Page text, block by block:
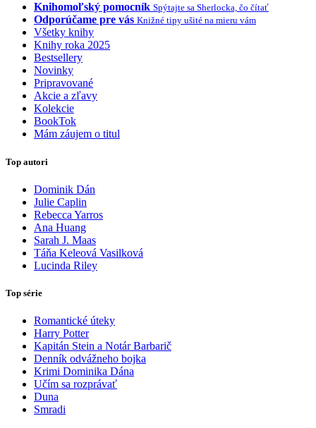
Knihomoľský pomocník Spýtajte sa Sherlocka, čo čítať
Odporúčame pre vás Knižné tipy ušité na mieru vám
Všetky knihy
Knihy roka 2025
Bestsellery
Novinky
Pripravované
Akcie a zľavy
Kolekcie
BookTok
Mám záujem o titul
Top autori
Dominik Dán
Julie Caplin
Rebecca Yarros
Ana Huang
Sarah J. Maas
Táňa Keleová Vasilková
Lucinda Riley
Top série
Romantické úteky
Harry Potter
Kapitán Stein a Notár Barbarič
Denník odvážneho bojka
Krimi Dominika Dána
Učím sa rozprávať
Duna
Smradi